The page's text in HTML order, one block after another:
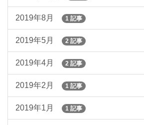
2019年8月 1 記事
2019年5月 2 記事
2019年4月 2 記事
2019年2月 1 記事
2019年1月 1 記事